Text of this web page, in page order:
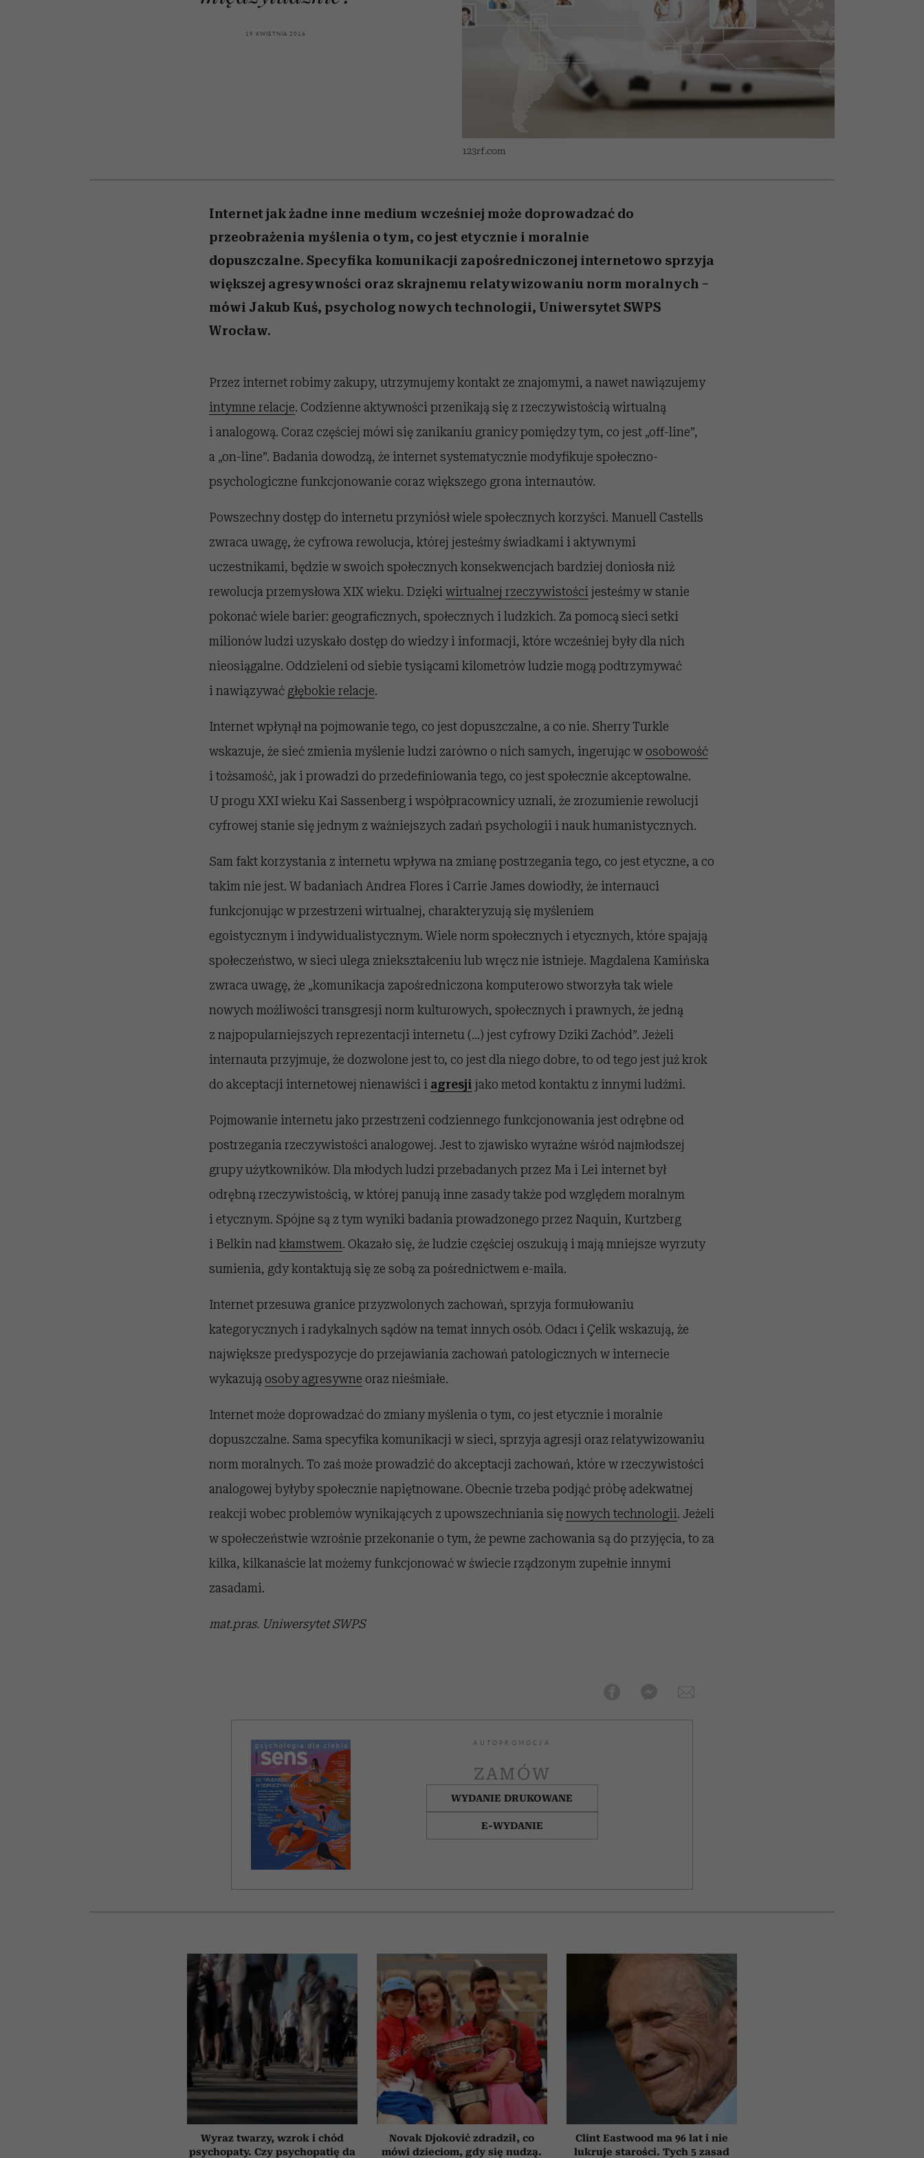
ubrania i marki sezonu
19 KWIETNIA 2016
123rf.com
Internet jak żadne inne medium wcześniej może doprowadzać do
przeobrażenia myślenia o tym, co jest etycznie i moralnie
dopuszczalne. Specyfika komunikacji zapośredniczonej internetowo sprzyja
większej agresywności oraz skrajnemu relatywizowaniu norm moralnych –
mówi Jakub Kuś, psycholog nowych technologii, Uniwersytet SWPS
Wrocław.
Przez internet robimy zakupy, utrzymujemy kontakt ze znajomymi, a nawet nawiązujemy
intymne relacje. Codzienne aktywności przenikają się z rzeczywistością wirtualną
i analogową. Coraz częściej mówi się zanikaniu granicy pomiędzy tym, co jest „off-line”,
a „on-line”. Badania dowodzą, że internet systematycznie modyfikuje społeczno-
psychologiczne funkcjonowanie coraz większego grona internautów.
Powszechny dostęp do internetu przyniósł wiele społecznych korzyści. Manuell Castells
zwraca uwagę, że cyfrowa rewolucja, której jesteśmy świadkami i aktywnymi
uczestnikami, będzie w swoich społecznych konsekwencjach bardziej doniosła niż
rewolucja przemysłowa XIX wieku. Dzięki wirtualnej rzeczywistości jesteśmy w stanie
pokonać wiele barier: geograficznych, społecznych i ludzkich. Za pomocą sieci setki
milionów ludzi uzyskało dostęp do wiedzy i informacji, które wcześniej były dla nich
nieosiągalne. Oddzieleni od siebie tysiącami kilometrów ludzie mogą podtrzymywać
i nawiązywać głębokie relacje.
Internet wpłynął na pojmowanie tego, co jest dopuszczalne, a co nie. Sherry Turkle
wskazuje, że sieć zmienia myślenie ludzi zarówno o nich samych, ingerując w osobowość
i tożsamość, jak i prowadzi do przedefiniowania tego, co jest społecznie akceptowalne.
U progu XXI wieku Kai Sassenberg i współpracownicy uznali, że zrozumienie rewolucji
cyfrowej stanie się jednym z ważniejszych zadań psychologii i nauk humanistycznych.
Sam fakt korzystania z internetu wpływa na zmianę postrzegania tego, co jest etyczne, a co
takim nie jest. W badaniach Andrea Flores i Carrie James dowiodły, że internauci
funkcjonując w przestrzeni wirtualnej, charakteryzują się myśleniem
egoistycznym i indywidualistycznym. Wiele norm społecznych i etycznych, które spajają
społeczeństwo, w sieci ulega zniekształceniu lub wręcz nie istnieje. Magdalena Kamińska
zwraca uwagę, że „komunikacja zapośredniczona komputerowo stworzyła tak wiele
nowych możliwości transgresji norm kulturowych, społecznych i prawnych, że jedną
z najpopularniejszych reprezentacji internetu (…) jest cyfrowy Dziki Zachód”. Jeżeli
internauta przyjmuje, że dozwolone jest to, co jest dla niego dobre, to od tego jest już krok
do akceptacji internetowej nienawiści i agresji jako metod kontaktu z innymi ludźmi.
Pojmowanie internetu jako przestrzeni codziennego funkcjonowania jest odrębne od
postrzegania rzeczywistości analogowej. Jest to zjawisko wyraźne wśród najmłodszej
grupy użytkowników. Dla młodych ludzi przebadanych przez Ma i Lei internet był
odrębną rzeczywistością, w której panują inne zasady także pod względem moralnym
i etycznym. Spójne są z tym wyniki badania prowadzonego przez Naquin, Kurtzberg
i Belkin nad kłamstwem. Okazało się, że ludzie częściej oszukują i mają mniejsze wyrzuty
sumienia, gdy kontaktują się ze sobą za pośrednictwem e-maila.
Internet przesuwa granice przyzwolonych zachowań, sprzyja formułowaniu
kategorycznych i radykalnych sądów na temat innych osób. Odacı i Çelik wskazują, że
największe predyspozycje do przejawiania zachowań patologicznych w internecie
wykazują osoby agresywne oraz nieśmiałe.
Internet może doprowadzać do zmiany myślenia o tym, co jest etycznie i moralnie
dopuszczalne. Sama specyfika komunikacji w sieci, sprzyja agresji oraz relatywizowaniu
norm moralnych. To zaś może prowadzić do akceptacji zachowań, które w rzeczywistości
analogowej byłyby społecznie napiętnowane. Obecnie trzeba podjąć próbę adekwatnej
reakcji wobec problemów wynikających z upowszechniania sięnowych technologii. Jeżeli
w społeczeństwie wzrośnie przekonanie o tym, że pewne zachowania są do przyjęcia, to za
kilka, kilkanaście lat możemy funkcjonować w świecie rządzonym zupełnie innymi
zasadami.
mat.pras. Uniwersytet SWPS
AUTOPROMOCJA
ZAMÓW
WYDANIE DRUKOWANE
E-WYDANIE
Wyraz twarzy, wzrok i chód
psychopaty. Czy psychopatię da
Novak Djoković zdradził, co
mówi dzieciom, gdy się nudzą.
Clint Eastwood ma 96 lat i nie
lukruje starości. Tych 5 zasad